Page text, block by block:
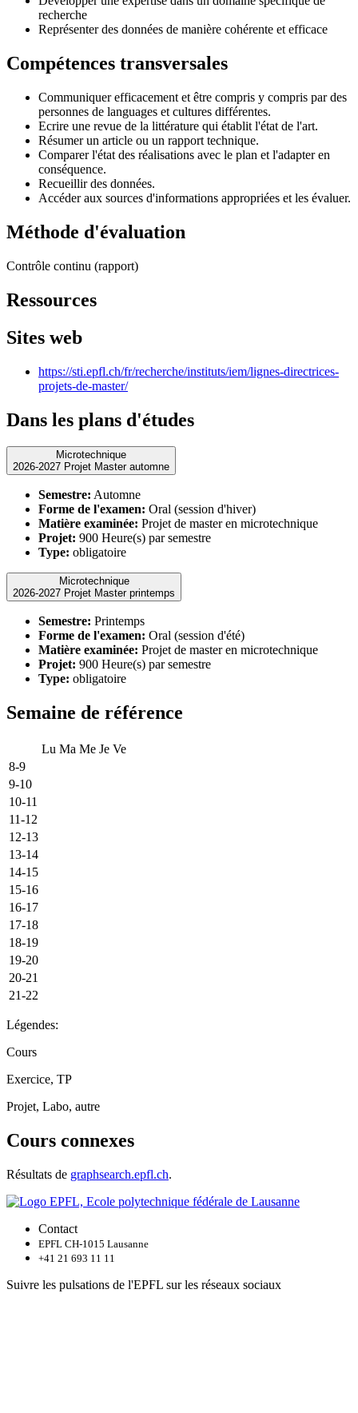
recherche
Représenter des données de manière cohérente et efficace
Compétences transversales
Communiquer efficacement et être compris y compris par des
personnes de languages et cultures différentes.
Ecrire une revue de la littérature qui établit l'état de l'art.
Résumer un article ou un rapport technique.
Comparer l'état des réalisations avec le plan et l'adapter en
conséquence.
Recueillir des données.
Accéder aux sources d'informations appropriées et les évaluer.
Méthode d'évaluation
Contrôle continu (rapport)
Ressources
Sites web
https://sti.epfl.ch/fr/recherche/instituts/iem/lignes-directrices-
projets-de-master/
Dans les plans d'études
Microtechnique
2026-2027 Projet Master automne
Semestre: Automne
Forme de l'examen: Oral (session d'hiver)
Matière examinée: Projet de master en microtechnique
Projet: 900 Heure(s) par semestre
Type: obligatoire
Microtechnique
2026-2027 Projet Master printemps
Semestre: Printemps
Forme de l'examen: Oral (session d'été)
Matière examinée: Projet de master en microtechnique
Projet: 900 Heure(s) par semestre
Type: obligatoire
Semaine de référence
Lu Ma Me Je Ve
8-9
9-10
10-11
11-12
12-13
13-14
14-15
15-16
16-17
17-18
18-19
19-20
20-21
21-22
Légendes:
Cours
Exercice, TP
Projet, Labo, autre
Cours connexes
Résultats de graphsearch.epfl.ch.
Contact
EPFL CH-1015 Lausanne
+41 21 693 11 11
Suivre les pulsations de l'EPFL sur les réseaux sociaux